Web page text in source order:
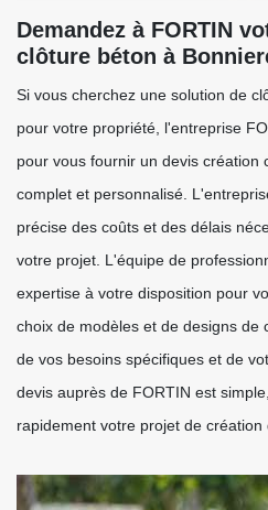
Demandez à FORTIN
clôture béton à
Si vous cherchez une solution de
pour votre propriété, l'entreprise
pour vous fournir un devis création
complet et personnalisé.
précise des coûts et des délais
votre projet. L'équipe de
expertise à votre disposition pour
choix de modèles et de designs de
de vos besoins spécifiques et de
devis auprès de FORTIN est
rapidement votre projet de création